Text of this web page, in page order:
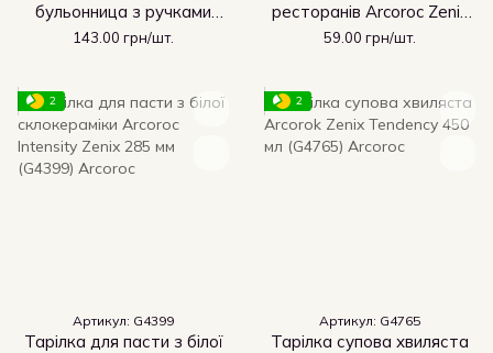
бульонница з ручками
Kutahya Porselen FRIG
143.00 грн/шт.
ресторанів Arcoroc Zenix
Intensity 22 см (G4396)
59.00 грн/шт.
2
Артикул: G4399
Тарілка для пасти з білої
2
Артикул: G4765
Тарілка супова хвиляста